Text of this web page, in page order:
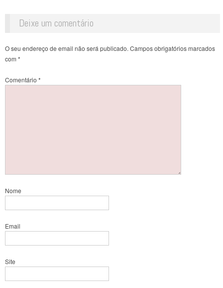
Deixe um comentário
O seu endereço de email não será publicado. Campos obrigatórios marcados
com *
Comentário *
Nome
Email
Site